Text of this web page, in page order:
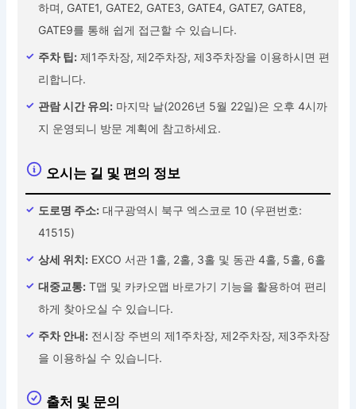
하며, GATE1, GATE2, GATE3, GATE4, GATE7, GATE8,
GATE9를 통해 쉽게 접근할 수 있습니다.
주차 팁: 제1주차장, 제2주차장, 제3주차장을 이용하시면 편
리합니다.
관람 시간 유의: 마지막 날(2026년 5월 22일)은 오후 4시까
지 운영되니 방문 계획에 참고하세요.
오시는 길 및 편의 정보
도로명 주소: 대구광역시 북구 엑스코로 10 (우편번호:
41515)
상세 위치: EXCO 서관 1홀, 2홀, 3홀 및 동관 4홀, 5홀, 6홀
대중교통: T맵 및 카카오맵 바로가기 기능을 활용하여 편리
하게 찾아오실 수 있습니다.
주차 안내: 전시장 주변의 제1주차장, 제2주차장, 제3주차장
을 이용하실 수 있습니다.
출처 및 문의